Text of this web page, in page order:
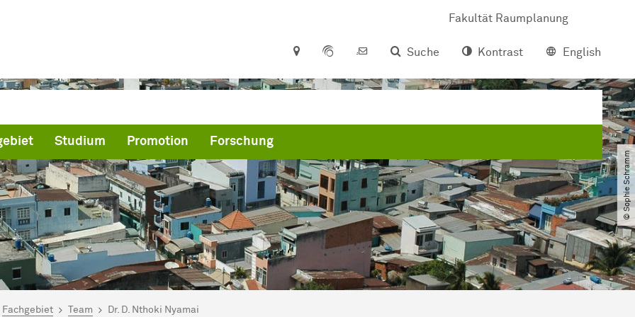
Fakultät Raumplanung
Suche
Kontrast English
Studium Promotion Forschung
© Sophie Schramm
hier:
Fachgebiet Team Dr. D. Nthoki Nyamai